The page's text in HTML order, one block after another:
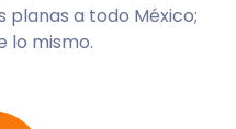
planas a todo México;
lo mismo.